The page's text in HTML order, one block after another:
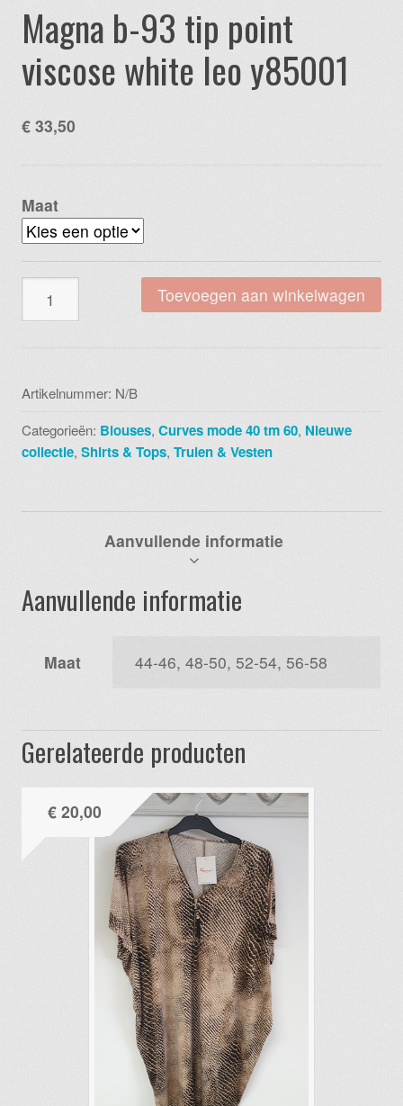
Magna b-93 tip point
viscose white leo y85001
€ 33,50
Maat
point
viscose
white
leo
aantal
Toevoegen aan winkelwagen
Artikelnummer: N/B
Categorieën: Blouses,Curves mode 40 tm 60, Nieuwe
collectie,Shirts & Tops,Truien & Vesten
Aanvullende informatie
Aanvullende informatie
Maat 44-46, 48-50, 52-54, 56-58
Gerelateerde producten
€20,00